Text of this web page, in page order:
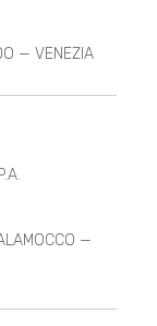
— VENEZIA
—